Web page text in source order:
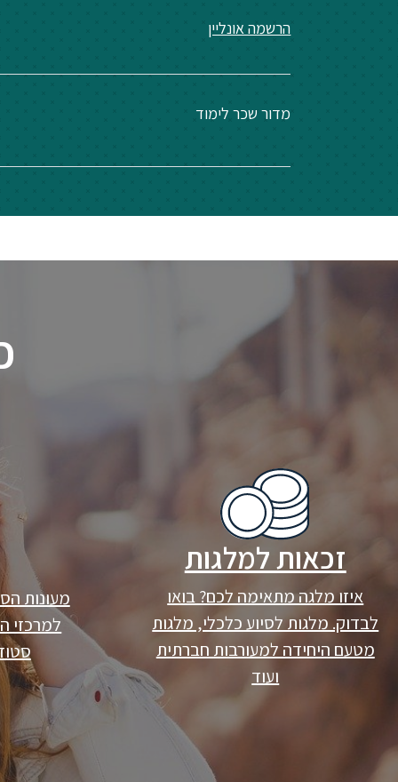
הרשמה אונליין
מדור שכר לימוד
זכאות למלגות
איזו מלגה מתאימה לכם? בואו
לבדוק. מלגות לסיוע כלכלי, מלגות
מטעם היחידה למעורבות חברתית
ועוד
מעונות
למרכזי